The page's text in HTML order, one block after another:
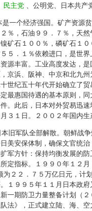
民主党 、公明党、日本共产
是一个经济强国。矿产资源
％，石油９９．７％，天
矿石１００％，磷矿石１
５．１％依赖进口，是世
源丰富。工业高度发达，
京浜、阪神、中京和北九
世纪五十年代开始确立了
最惠国待遇的基本原则，
。此后，日本对外贸易迅
３１日。２００２年国内
旧军队全部解散。朝鲜战
美安保体制，确保文官统
军方针：保持均衡发展的
定指标。１９９０年１２
２２．７５万亿日元，计
１９９５年１１月日本政
一期防卫力量整备计划（
法》，正式建立陆、海、